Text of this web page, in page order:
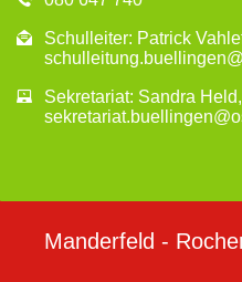
Schulleiter: Patrick
Sekretariat: Sandra Held,
Manderfeld -